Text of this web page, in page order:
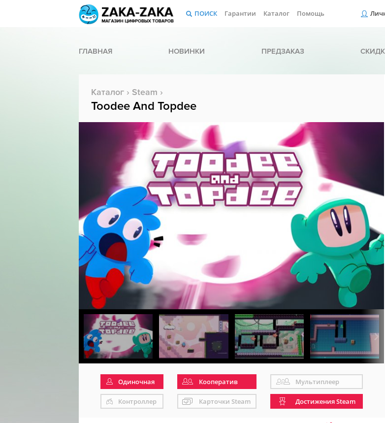
ПОИСК Гарантии Каталог Помощь
ГЛАВНАЯ НОВИНКИ ПРЕДЗАКАЗ
Каталог › Steam ›
Toodee And Topdee
Одиночная Кооператив Мультиплеер
Контроллер Карточки Steam Достижения Steam